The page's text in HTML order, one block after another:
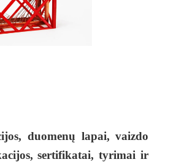
duomenų lapai, vaizdo
sertifikatai, tyrimai ir